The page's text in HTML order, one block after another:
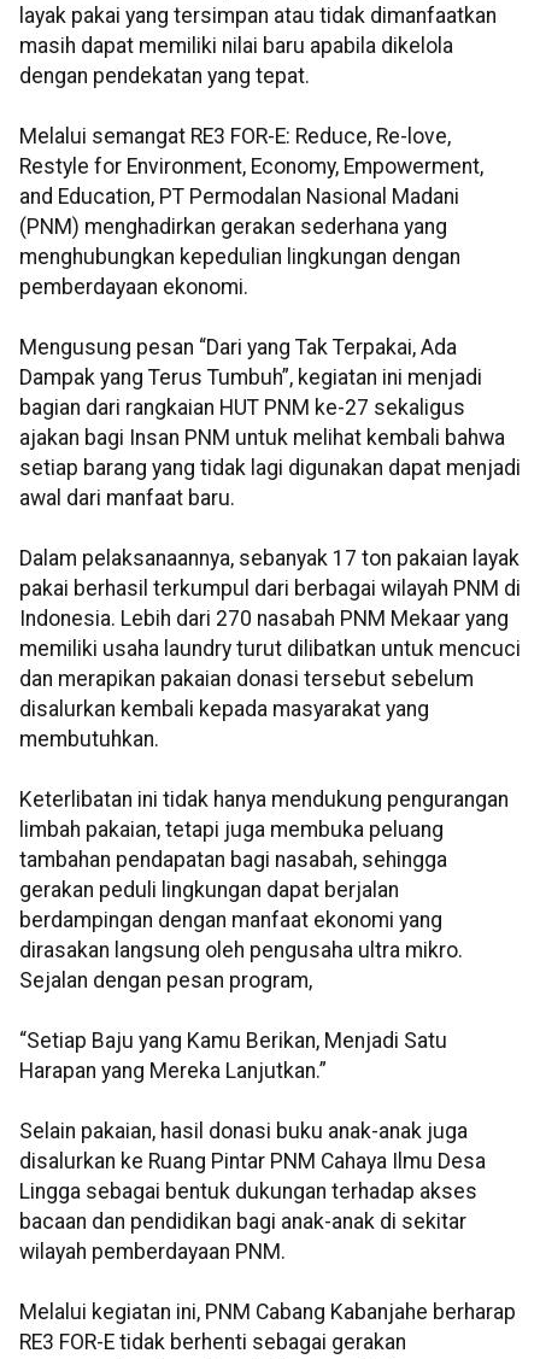
layak pakai yang tersimpan atau tidak dimanfaatkan
masih dapat memiliki nilai baru apabila dikelola
dengan pendekatan yang tepat.
Melalui semangat RE3 FOR-E: Reduce, Re-love,
Restyle for Environment, Economy, Empowerment,
and Education, PT Permodalan Nasional Madani
(PNM) menghadirkan gerakan sederhana yang
menghubungkan kepedulian lingkungan dengan
pemberdayaan ekonomi.
Mengusung pesan “Dari yang Tak Terpakai, Ada
Dampak yang Terus Tumbuh”, kegiatan ini menjadi
bagian dari rangkaian HUT PNM ke-27 sekaligus
ajakan bagi Insan PNM untuk melihat kembali bahwa
setiap barang yang tidak lagi digunakan dapat menjadi
awal dari manfaat baru.
Dalam pelaksanaannya, sebanyak 17 ton pakaian layak
pakai berhasil terkumpul dari berbagai wilayah PNM di
Indonesia. Lebih dari 270 nasabah PNM Mekaar yang
memiliki usaha laundry turut dilibatkan untuk mencuci
dan merapikan pakaian donasi tersebut sebelum
disalurkan kembali kepada masyarakat yang
membutuhkan.
Keterlibatan ini tidak hanya mendukung pengurangan
limbah pakaian, tetapi juga membuka peluang
tambahan pendapatan bagi nasabah, sehingga
gerakan peduli lingkungan dapat berjalan
berdampingan dengan manfaat ekonomi yang
dirasakan langsung oleh pengusaha ultra mikro.
Sejalan dengan pesan program,
“Setiap Baju yang Kamu Berikan, Menjadi Satu
Harapan yang Mereka Lanjutkan.”
Selain pakaian, hasil donasi buku anak-anak juga
disalurkan ke Ruang Pintar PNM Cahaya Ilmu Desa
Lingga sebagai bentuk dukungan terhadap akses
bacaan dan pendidikan bagi anak-anak di sekitar
wilayah pemberdayaan PNM.
Melalui kegiatan ini, PNM Cabang Kabanjahe berharap
RE3 FOR-E tidak berhenti sebagai gerakan